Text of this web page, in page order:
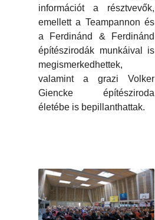
információt a résztvevők,
emellett a Teampannon és
a Ferdinánd & Ferdinánd
építészirodák munkáival is
megismerkedhettek,
valamint a grazi Volker
Giencke építésziroda
életébe is bepillanthattak.